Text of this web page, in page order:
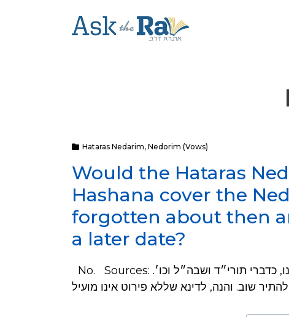
Hataras Nedarim, Nedorim (Vows)
Would the Hataras
Hashana cover the
forgotten about then
a later date?
No. Sources: צל״ע במי שהתיר נדר ללא פירוט כיון שנשכחו ממנו, כדברי תורי״ד ושבה״ל וכו׳.